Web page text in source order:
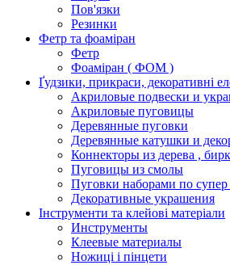
Пов'язки
Резинки
Фетр та фоаміран
Фетр
Фоаміран ( ФОМ )
Ґудзики, прикраси, декоративні
Акриловые подвески и
Акриловые пуговицы
Деревянные пуговки
Деревянные катушки и
Коннекторы из дерева ,
Пуговицы из смолы
Пуговки наборами по супер
Декоративные украшения
Інструменти та клейові матеріали
Инструменты
Клеевые материалы
Ножиці і пінцети